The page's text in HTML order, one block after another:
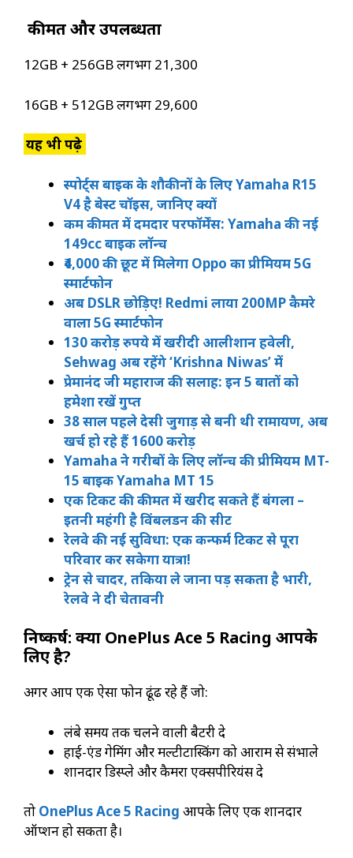
कीमत और उपलब्धता
12GB + 256GB लगभग ₹21,300
16GB + 512GB लगभग ₹29,600
यह भी पढ़े
स्पोर्ट्स बाइक के शौकीनों के लिए Yamaha R15
V4 है बेस्ट चॉइस, जानिए क्यों
कम कीमत में दमदार परफॉर्मेंस: Yamaha की नई
149cc बाइक लॉन्च
₹4,000 की छूट में मिलेगा Oppo का प्रीमियम 5G
स्मार्टफोन
अब DSLR छोड़िए! Redmi लाया 200MP कैमरे
वाला 5G स्मार्टफोन
130 करोड़ रुपये में खरीदी आलीशान हवेली,
Sehwag अब रहेंगे ‘Krishna Niwas’ में
प्रेमानंद जी महाराज की सलाह: इन 5 बातों को
हमेशा रखें गुप्त
38 साल पहले देसी जुगाड़ से बनी थी रामायण, अब
खर्च हो रहे हैं 1600 करोड़
Yamaha ने गरीबों के लिए लॉन्च की प्रीमियम MT-
15 बाइक Yamaha MT 15
एक टिकट की कीमत में खरीद सकते हैं बंगला –
इतनी महंगी है विंबलडन की सीट
रेलवे की नई सुविधा: एक कन्फर्म टिकट से पूरा
परिवार कर सकेगा यात्रा!
ट्रेन से चादर, तकिया ले जाना पड़ सकता है भारी,
रेलवे ने दी चेतावनी
निष्कर्ष: क्या OnePlus Ace 5 Racing आपके
लिए है?
अगर आप एक ऐसा फोन ढूंढ रहे हैं जो:
लंबे समय तक चलने वाली बैटरी दे
हाई-एंड गेमिंग और मल्टीटास्किंग को आराम से संभाले
शानदार डिस्प्ले और कैमरा एक्सपीरियंस दे
तो OnePlus Ace 5 Racing आपके लिए एक शानदार
ऑप्शन हो सकता है।